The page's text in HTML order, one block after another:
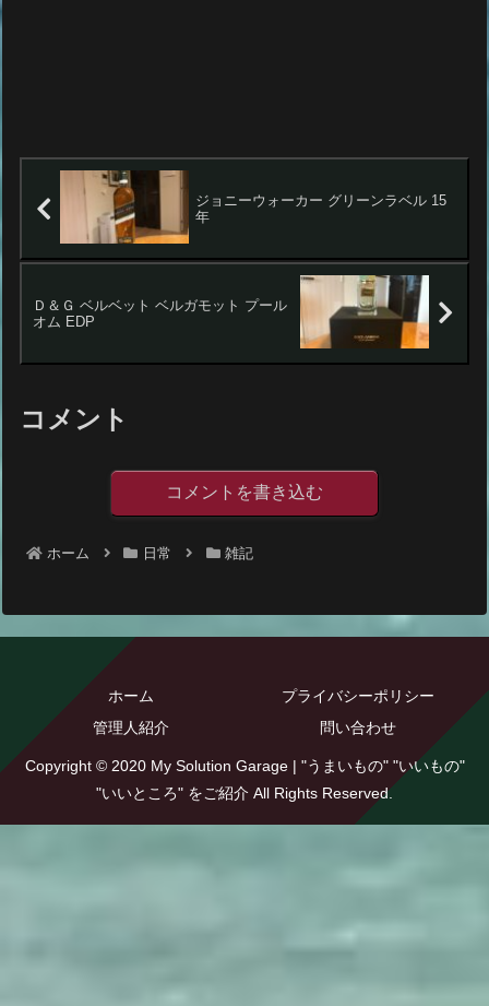
ジョニーウォーカー グリーンラベル 15
年
Ｄ＆Ｇ ベルベット ベルガモット プール
オム EDP
コメント
コメントを書き込む
ホーム 日常 雑記
ホーム
プライバシーポリシー
管理人紹介
問い合わせ
Copyright © 2020 My Solution Garage | "うまいもの" "いいもの"
"いいところ" をご紹介 All Rights Reserved.